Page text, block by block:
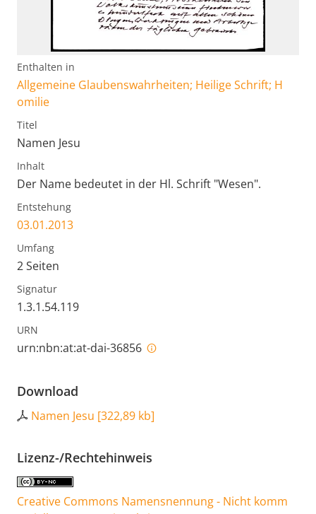
Enthalten in
Allgemeine Glaubenswahrheiten; Heilige Schrift; H
omilie
Titel
Namen Jesu
Inhalt
Der Name bedeutet in der Hl. Schrift "Wesen".
Entstehung
03.01.2013
Umfang
2 Seiten
Signatur
1.3.1.54.119
URN
urn:nbn:at:at-dai-36856
Download
Namen Jesu [322,89 kb]
Lizenz-/Rechtehinweis
Creative Commons Namensnennung - Nicht komm